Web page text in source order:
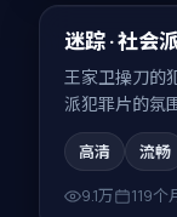
热门
迷踪 · 社会
王家卫操刀的
派犯罪片的氛
高清
流畅
9.1万
119个